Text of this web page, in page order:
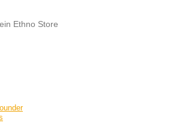
Ethno Store